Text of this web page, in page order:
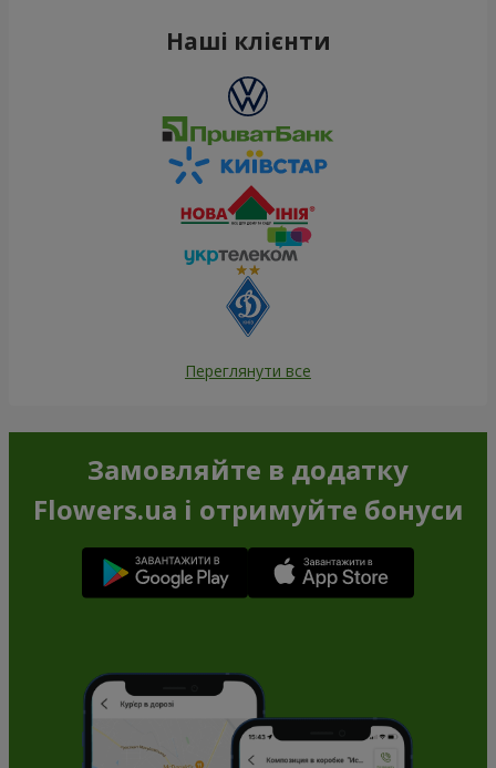
Наші клієнти
Переглянути все
Замовляйте в додатку
Flowers.ua і отримуйте бонуси